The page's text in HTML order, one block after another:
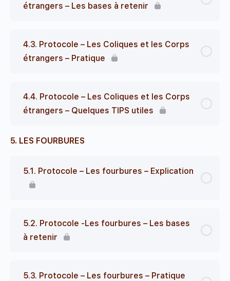
étrangers – Les bases à retenir
4.3. Protocole – Les Coliques et les Corps
étrangers – Pratique
4.4. Protocole – Les Coliques et les Corps
étrangers – Quelques TIPS utiles
5. LES FOURBURES
5.1. Protocole – Les fourbures – Explication
5.2. Protocole -Les fourbures – Les bases
à retenir
5.3. Protocole – Les fourbures – Pratique